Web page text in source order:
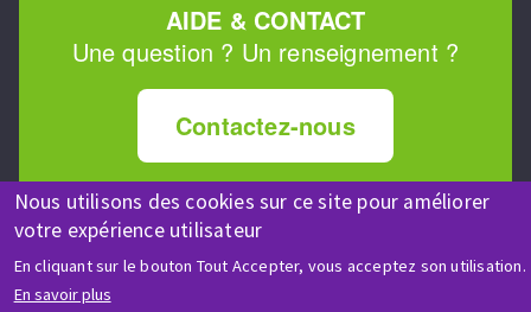
Nous utilisons des cookies sur ce site pour améliorer
votre expérience utilisateur
En cliquant sur le bouton Tout Accepter, vous acceptez son utilisation.
En savoir plus
AIDE & CONTACT
Une question ? Un renseignement ?
Contactez-nous